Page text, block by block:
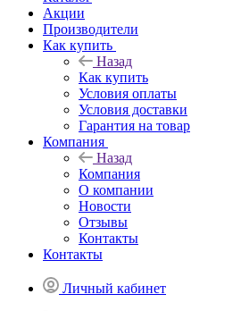
Акции
Производители
Как купить
Назад
Как купить
Условия оплаты
Условия доставки
Гарантия на товар
Компания
Назад
Компания
О компании
Новости
Отзывы
Контакты
Контакты
Личный кабинет